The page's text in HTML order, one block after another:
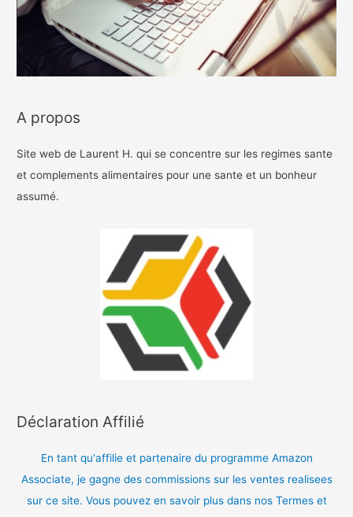
A propos
Site web de Laurent H. qui se concentre sur les regimes sante
et complements alimentaires pour une sante et un bonheur
assumé.
Déclaration Affilié
En tant qu'affilie et partenaire du programme Amazon
Associate, je gagne des commissions sur les ventes realisees
sur ce site. Vous pouvez en savoir plus dans nos Termes et